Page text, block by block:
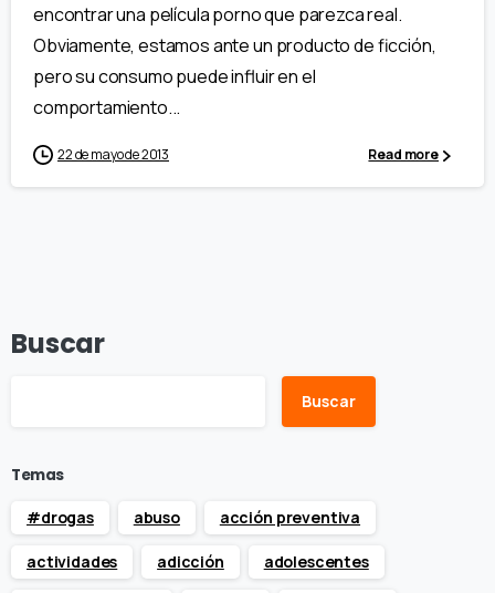
encontrar una película porno que parezca real.
Obviamente, estamos ante un producto de ficción,
pero su consumo puede influir en el
comportamiento...
22 de mayo de 2013 Read more
Buscar
Buscar
Temas
#drogas
abuso acción preventiva
actividades adicción adolescentes